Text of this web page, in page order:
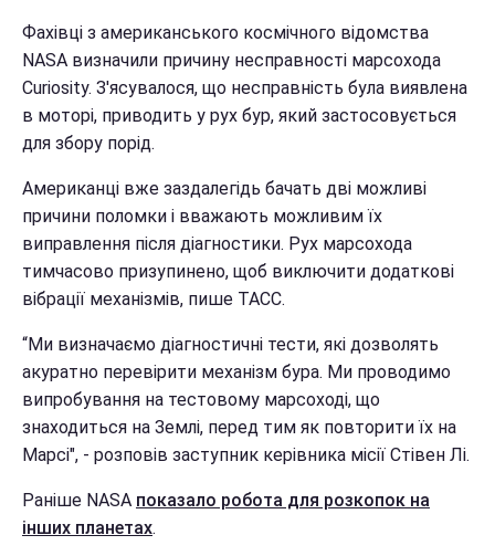
Фахівці з американського космічного відомства
NASA визначили причину несправності марсохода
Curiosity. З'ясувалося, що несправність була виявлена
в моторі, приводить у рух бур, який застосовується
для збору порід.
Американці вже заздалегідь бачать дві можливі
причини поломки і вважають можливим їх
виправлення після діагностики. Рух марсохода
тимчасово призупинено, щоб виключити додаткові
вібрації механізмів, пише ТАСС.
“Ми визначаємо діагностичні тести, які дозволять
акуратно перевірити механізм бура. Ми проводимо
випробування на тестовому марсоході, що
знаходиться на Землі, перед тим як повторити їх на
Марсі", - розповів заступник керівника місії Стівен Лі.
Раніше NASA показало робота для розкопок на
інших планетах.